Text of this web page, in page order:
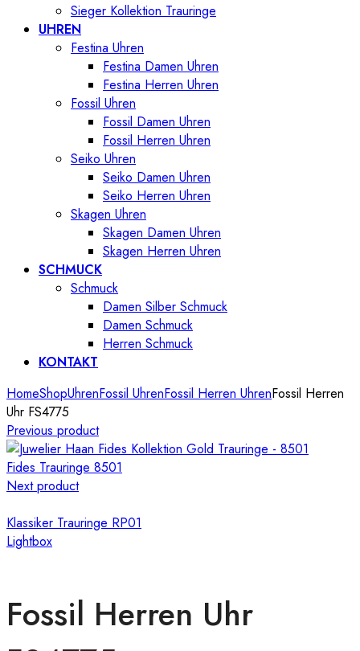
Sieger Kollektion Trauringe
UHREN
Festina Uhren
Festina Damen Uhren
Festina Herren Uhren
Fossil Uhren
Fossil Damen Uhren
Fossil Herren Uhren
Seiko Uhren
Seiko Damen Uhren
Seiko Herren Uhren
Skagen Uhren
Skagen Damen Uhren
Skagen Herren Uhren
SCHMUCK
Schmuck
Damen Silber Schmuck
Damen Schmuck
Herren Schmuck
KONTAKT
HomeShopUhrenFossil UhrenFossil Herren UhrenFossil Herren
Uhr FS4775
Previous product
Fides Trauringe 8501
Next product
Klassiker Trauringe RP01
Lightbox
Fossil Herren Uhr